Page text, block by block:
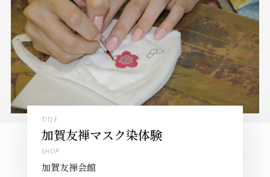
TITLE
加賀友禅マスク染体験
SHOP
加賀友禅会館